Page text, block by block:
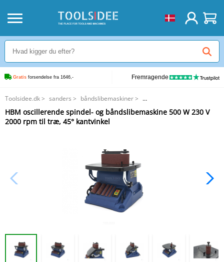
Gratis forsendelse fra 1646,- Fremragende
Toolsidee.dk> sanders > båndslibemaskiner>
HBM oscillerende spindel- og båndslibemaskine 500 W 230 V 2000 rpm til
træ, 45° kantvinkel
HBM oscillerende spindel- og båndslibemaskine 500 W 230 V
2000 rpm til træ, 45° kantvinkel